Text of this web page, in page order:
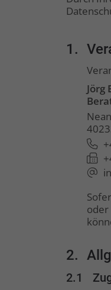
1.
Jörg
oder
2.
2.1